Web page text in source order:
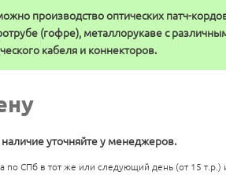
производство оптических патч-
(гофре), металлорукаве с
кабеля и коннекторов.
уточняйте у менеджеров.
по СПб в тот же или следующий день (от 15 т.р.)